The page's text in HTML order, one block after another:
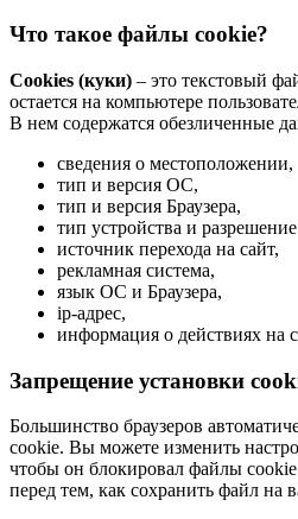
Что такое файлы cookie?
Cookies (куки) – это текстовый
остается на компьютере
В нем содержатся обезличенные
сведения о местоположении,
тип и версия ОС,
тип и версия Браузера,
тип устройства и
источник перехода на сайт,
рекламная система,
язык ОС и Браузера,
ip-адрес,
информация о действиях на
Запрещение установки
Большинство браузеров
cookie. Вы можете изменить
чтобы он блокировал файлы
перед тем, как сохранить файл на